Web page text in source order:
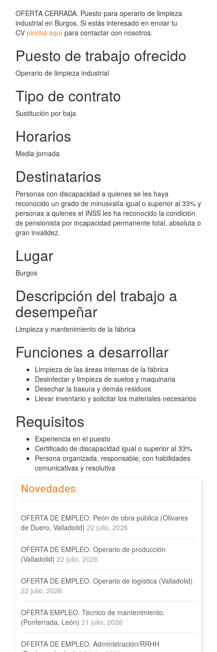
OFERTA CERRADA. Puesto para operario de limpieza
industrial en Burgos. Si estás interesado en enviar tu
CV pincha aquí para contactar con nosotros.
Puesto de trabajo ofrecido
Operario de limpieza industrial
Tipo de contrato
Sustitución por baja
Horarios
Media jornada
Destinatarios
Personas con discapacidad a quienes se les haya
reconocido un grado de minusvalía igual o superior al 33% y
personas a quienes el INSS les ha reconocido la condición
de pensionista por incapacidad permanente total, absoluta o
gran invalidez.
Lugar
Burgos
Descripción del trabajo a
desempeñar
Limpieza y mantenimiento de la fábrica
Funciones a desarrollar
Limpieza de las áreas internas de la fábrica
Desinfectar y limpieza de suelos y maquinaria
Desechar la basura y demás residuos
Llevar inventario y solicitar los materiales necesarios
Requisitos
Experiencia en el puesto
Certificado de discapacidad igual o superior al 33%
Persona organizada, responsable, con habilidades
comunicativas y resolutiva
Novedades
OFERTA DE EMPLEO. Peón de obra pública (Olivares
de Duero, Valladolid) 22 julio, 2026
OFERTA DE EMPLEO. Operario de producción
(Valladolid) 22 julio, 2026
OFERTA DE EMPLEO. Operario de logística (Valladolid)
22 julio, 2026
OFERTA EMPLEO. Técnico de mantenimiento.
(Ponferrada, León) 21 julio, 2026
OFERTA DE EMPLEO. Administración/RRHH